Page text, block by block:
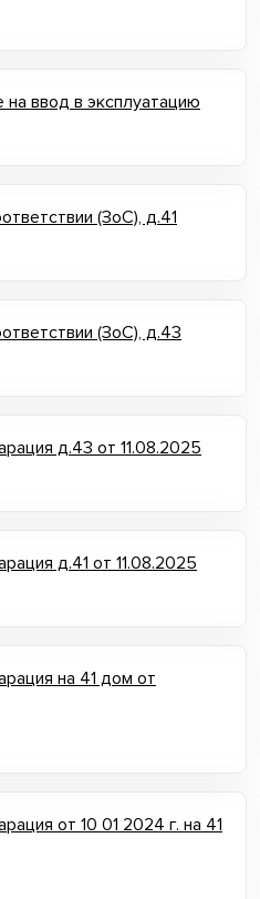
ввод в эксплуатацию
(ЗоС), д.41
(ЗоС), д.43
д.43 от 11.08.2025
д.41 от 11.08.2025
на 41 дом от
от 10 01 2024 г. на 41